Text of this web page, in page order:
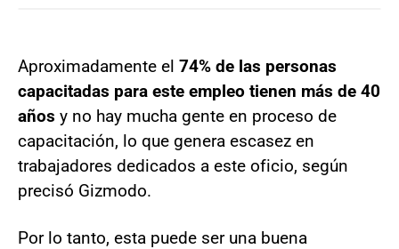
Aproximadamente el 74% de las personas
capacitadas para este empleo tienen más de 40
años y no hay mucha gente en proceso de
capacitación, lo que genera escasez en
trabajadores dedicados a este oficio, según
precisó Gizmodo.
Por lo tanto, esta puede ser una buena